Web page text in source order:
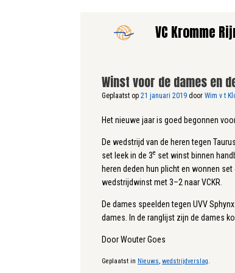
VC Kromme
Winst voor de dames en
Geplaatst op 21 januari 2019 door Wim v t
Het nieuwe jaar is goed begonnen
De wedstrijd van de heren tegen
set leek in de 3e set winst binnen
heren deden hun plicht en wonnen
wedstrijdwinst met 3–2 naar VCKR.
De dames speelden tegen UVV
dames. In de ranglijst zijn de dames
Door Wouter Goes
Geplaatst in Nieuws wedstrijdverslag